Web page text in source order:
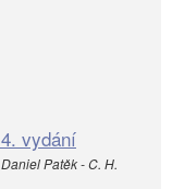
vydání
Patěk - C. H.